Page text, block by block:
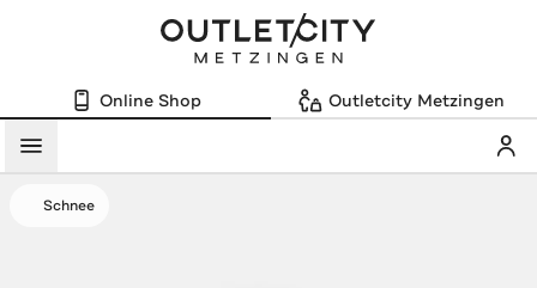
Online Shop Outletcity Metzingen
Menü
Schnee